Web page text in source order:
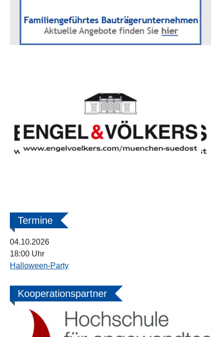
Termine
04.10.2026
18:00 Uhr
Halloween-Party
Kooperationspartner